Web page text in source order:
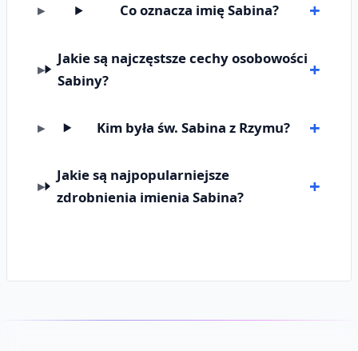
Co oznacza imię Sabina?
Jakie są najczęstsze cechy osobowości
Sabiny?
Kim była św. Sabina z Rzymu?
Jakie są najpopularniejsze
zdrobnienia imienia Sabina?